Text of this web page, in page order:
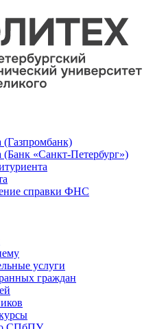
(Газпромбанк)
(Банк «Санкт-Петербург»)
справки ФНС
услуги
граждан